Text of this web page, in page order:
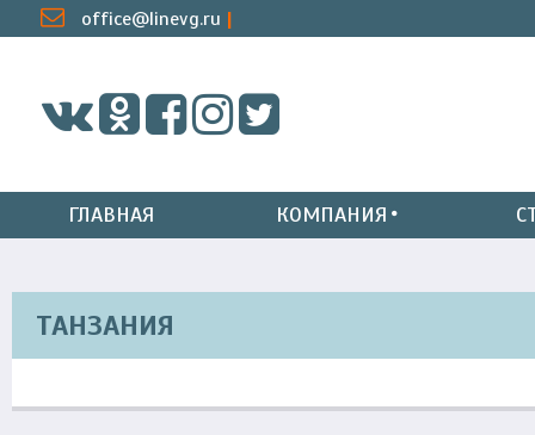
office@linevg.ru
ГЛАВНАЯ КОМПАНИЯ
ТАНЗАНИЯ